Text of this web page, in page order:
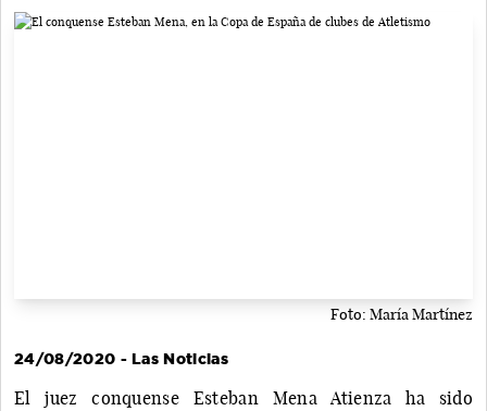
Foto: María Martínez
24/08/2020 - Las Noticias
El juez conquense Esteban Mena Atienza ha sido